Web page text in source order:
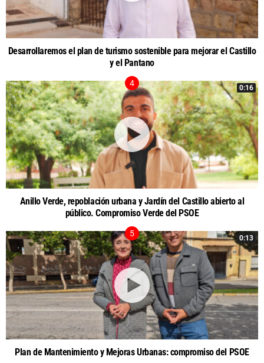
Desarrollaremos el plan de turismo sostenible para mejorar el Castillo
y el Pantano
0:16
Anillo Verde, repoblación urbana y Jardín del Castillo abierto al
público. Compromiso Verde del PSOE
0:13
Plan de Mantenimiento y Mejoras Urbanas: compromiso del PSOE